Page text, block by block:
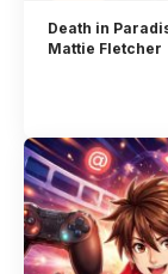
Death in
Mattie Fletcher